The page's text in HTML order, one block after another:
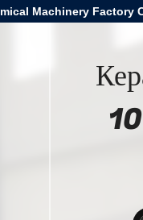
Machinery Factory